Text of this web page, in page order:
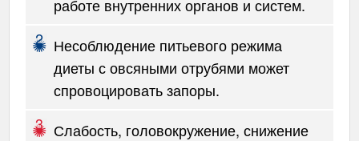
работе внутренних органов и систем.
Несоблюдение питьевого режима
диеты с овсяными отрубями может
спровоцировать запоры.
Слабость, головокружение, снижение